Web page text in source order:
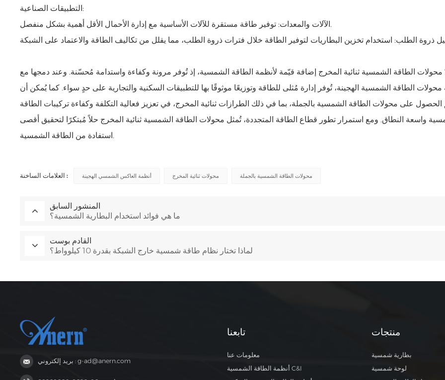
التطبيقات الصناعية:
الآلات والمعدات: توفير طاقة مستقرة للآلات الأساسية مع إدارة الأحمال الأقل أهمية بشكل منفصل.
محولات الطاقة الشمسية ثنائية المخرج إضافة قيّمة لأنظمة الطاقة الشمسية، إذ تُوفر مرونة وكفاءة واستدامة مُحسّنة. وعند دمجها مع
محولات الطاقة الشمسية الهجينة، تُوفر إدارة مُثلى للطاقة وتوزيعًا موثوقًا بها للتطبيقات السكنية والتجارية على حدٍ سواء. كما يُمكن أن
على محولات الطاقة الشمسية بالجملة، بما في ذلك الطرازات ثنائية المخرج، في تعزيز فعالية التكلفة وكفاءة تركيبات الطاقة
واسعة النطاق. ومع استمرار تطور قطاع الطاقة المتجددة، تُمثل محولات الطاقة الشمسية ثنائية المخرج حلاً مُبتكرًا لتحقيق أقصى
استفادة من الطاقة الشمسية.
العلامات الساخنة : أنظمة العاكس الشمسي الهجينة محولات ثنائية المخرج محولات الطاقة الشمسية بالجملة
المنشور السابق
ما هي فوائد استخدام البطارية الشمسية؟
القادم بوست
لماذا تختار نظام طاقة شمسية خارج الشبكة بقدرة 10 كيلوواط؟
بريد إلكتروني : g-ad@anern.com
تابعنا
معلومات عنا
أنظمة الطاقة الشمسية C&I
منتجات
بطارية شمسية
لوحة شمسية